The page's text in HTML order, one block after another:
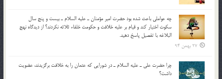
چه عواملي باعث شده بود حضرت امير مؤمنان ـ عليه السلام ـ بيست و پنج سال
سکوت اختيار کند و قيام بر عليه خلافت و حکومت خلفاء ثلاثه نکردند؟ از ديدگاه نهج
البلاغه با تفصيل پاسخ دهيد.
27 بهمن 94
چرا حضرت علي ـ عليه السلام ـ در شورايي كه عثمان را به خلافت برگزيدند، عضويت
داشت؟